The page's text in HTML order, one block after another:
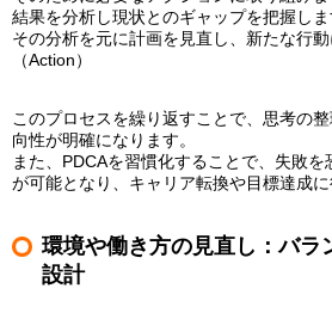
結果を分析し現状とのギャップを把握しま
その分析を元に計画を見直し、新たな行
（Action）
このプロセスを繰り返すことで、思考の
向性が明確になります。
また、PDCAを習慣化することで、失敗を
が可能となり、キャリア転換や目標達成に
環境や働き方の見直し：バラ
設計